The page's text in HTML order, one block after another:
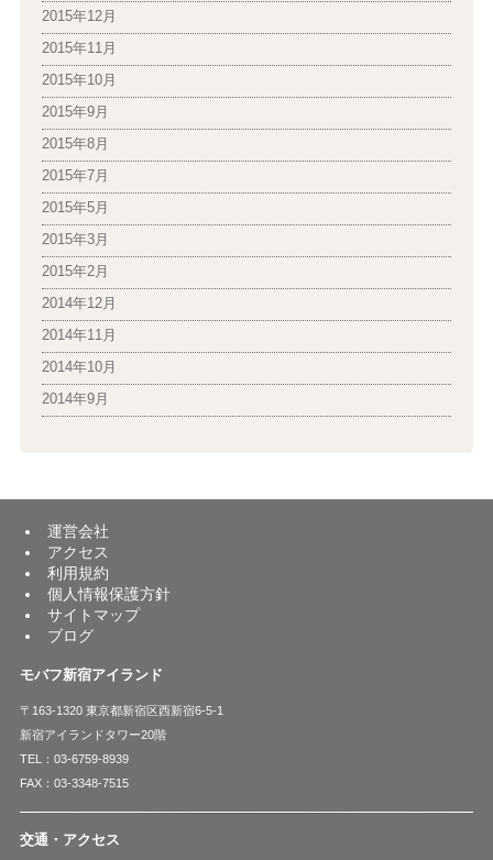
2015年12月
2015年11月
2015年10月
2015年9月
2015年8月
2015年7月
2015年5月
2015年3月
2015年2月
2014年12月
2014年11月
2014年10月
2014年9月
運営会社
アクセス
利用規約
個人情報保護方針
サイトマップ
ブログ
モバフ新宿アイランド
〒163-1320 東京都新宿区西新宿6-5-1
新宿アイランドタワー20階
TEL：03-6759-8939
FAX：03-3348-7515
交通・アクセス